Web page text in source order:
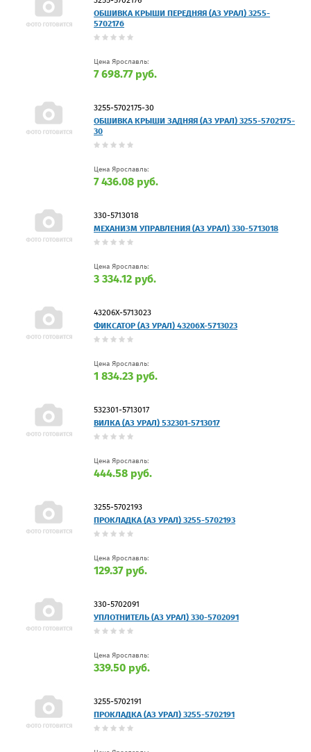
ОБШИВКА КРЫШИ ПЕРЕДНЯЯ (АЗ УРАЛ) 3255-
5702176
Цена Ярославль:
7 698.77 руб.
3255-5702175-30
ОБШИВКА КРЫШИ ЗАДНЯЯ (АЗ УРАЛ) 3255-5702175-
30
Цена Ярославль:
7 436.08 руб.
330-5713018
МЕХАНИЗМ УПРАВЛЕНИЯ (АЗ УРАЛ) 330-5713018
Цена Ярославль:
3 334.12 руб.
43206Х-5713023
ФИКСАТОР (АЗ УРАЛ) 43206Х-5713023
Цена Ярославль:
1 834.23 руб.
532301-5713017
ВИЛКА (АЗ УРАЛ) 532301-5713017
Цена Ярославль:
444.58 руб.
3255-5702193
ПРОКЛАДКА (АЗ УРАЛ) 3255-5702193
Цена Ярославль:
129.37 руб.
330-5702091
УПЛОТНИТЕЛЬ (АЗ УРАЛ) 330-5702091
Цена Ярославль:
339.50 руб.
3255-5702191
ПРОКЛАДКА (АЗ УРАЛ) 3255-5702191